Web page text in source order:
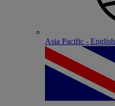
Asia Pacific - English